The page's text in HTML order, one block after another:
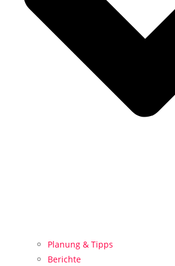
Planung & Tipps
Berichte